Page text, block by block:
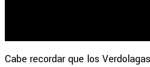
Cabe recordar que los